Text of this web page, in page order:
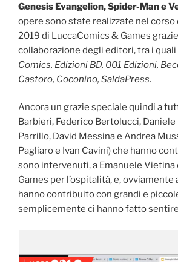
Genesis Evangelion, Spider-Man e
opere sono state realizzate nel corso
2019 di LuccaComics & Games
collaborazione degli editori, tra i quali
Comics, Edizioni BD, 001 Edizioni,
Castoro, Coconino, SaldaPress.
Ancora un grazie speciale quindi a
Barbieri, Federico Bertolucci,
Parrillo, David Messina e Andrea
Pagliaro e Ivan Cavini) che hanno
sono intervenuti, a Emanuele Vietina
Games per l’ospitalità, e,
hanno contribuito con grandi e
semplicemente ci hanno fatto